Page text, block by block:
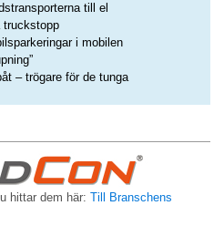
till el
truckstopp
i mobilen
– trögare för de tunga
hittar dem här: Till Branschens